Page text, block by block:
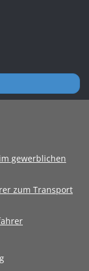
gewerblichen
zum Transport